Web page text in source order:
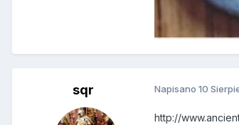
sqr Napisano 10
http://